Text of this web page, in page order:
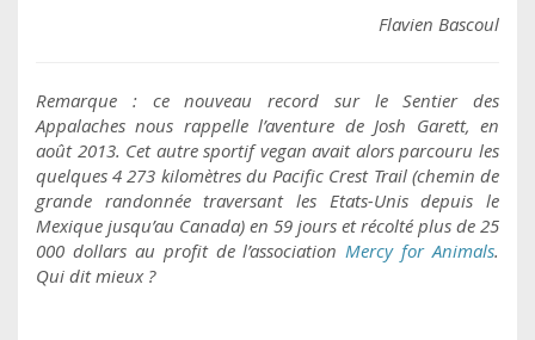
Flavien Bascoul
Remarque : ce nouveau record sur le Sentier des
Appalaches nous rappelle l’aventure de Josh Garett, en
août 2013. Cet autre sportif vegan avait alors parcouru les
quelques 4 273 kilomètres du Pacific Crest Trail (chemin de
grande randonnée traversant les Etats-Unis depuis le
Mexique jusqu’au Canada) en 59 jours et récolté plus de 25
000 dollars au profit de l’association Mercy for Animals.
Qui dit mieux ?